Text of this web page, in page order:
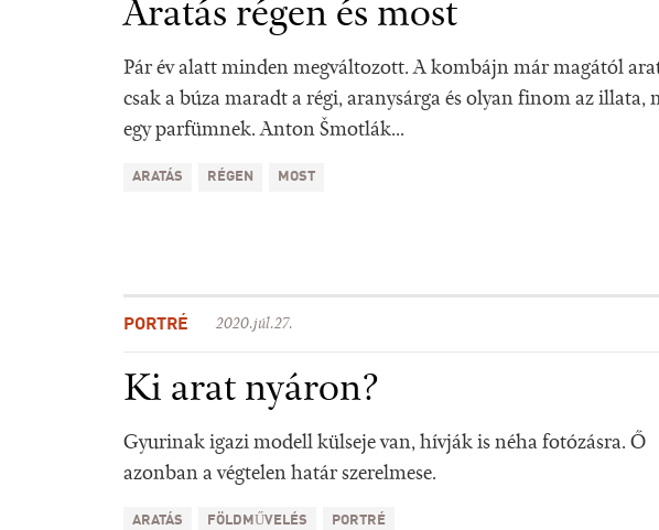
Aratás régen és most
Pár év alatt minden megváltozott. A kombájn már magától
csak a búza maradt a régi, aranysárga és olyan finom az illata,
egy parfümnek. Anton Šmotlák...
ARATÁS RÉGEN MOST
PORTRÉ 2020.júl.27.
Ki arat nyáron?
Gyurinak igazi modell külseje van, hívják is néha fotózásra. Ő
azonban a végtelen határ szerelmese.
ARATÁS FÖLDMŰVELÉS PORTRÉ